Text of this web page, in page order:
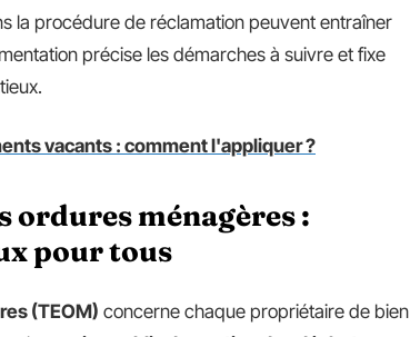
la procédure de réclamation peuvent entraîner
précise les démarches à suivre et fixe
vacants : comment l'appliquer ?
ordures ménagères :
pour tous
(TEOM) concerne chaque propriétaire de bien